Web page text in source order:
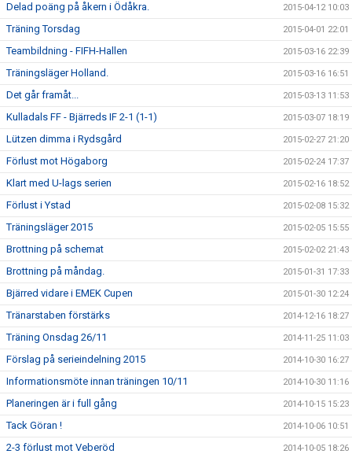
Delad poäng på åkern i Ödåkra. 2015-04-12 10:03
Träning Torsdag 2015-04-01 22:01
Teambildning - FIFH-Hallen 2015-03-16 22:39
Träningsläger Holland. 2015-03-16 16:51
Det går framåt... 2015-03-13 11:53
Kulladals FF - Bjärreds IF 2-1 (1-1) 2015-03-07 18:19
Lützen dimma i Rydsgård 2015-02-27 21:20
Förlust mot Högaborg 2015-02-24 17:37
Klart med U-lags serien 2015-02-16 18:52
Förlust i Ystad 2015-02-08 15:32
Träningsläger 2015 2015-02-05 15:55
Brottning på schemat 2015-02-02 21:43
Brottning på måndag. 2015-01-31 17:33
Bjärred vidare i EMEK Cupen 2015-01-30 12:24
Tränarstaben förstärks 2014-12-16 18:27
Träning Onsdag 26/11 2014-11-25 11:03
Förslag på serieindelning 2015 2014-10-30 16:27
Informationsmöte innan träningen 10/11 2014-10-30 11:16
Planeringen är i full gång 2014-10-15 15:23
Tack Göran ! 2014-10-06 10:51
2-3 förlust mot Veberöd 2014-10-05 18:26